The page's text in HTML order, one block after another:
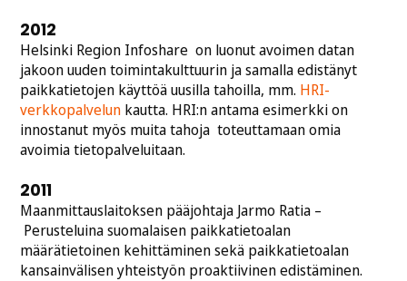
2012
Helsinki Region Infoshare on luonut avoimen datan
jakoon uuden toimintakulttuurin ja samalla edistänyt
paikkatietojen käyttöä uusilla tahoilla, mm. HRI-
verkkopalvelun kautta. HRI:n antama esimerkki on
innostanut myös muita tahoja toteuttamaan omia
avoimia tietopalveluitaan.
2011
Maanmittauslaitoksen pääjohtaja Jarmo Ratia –
Perusteluina suomalaisen paikkatietoalan
määrätietoinen kehittäminen sekä paikkatietoalan
kansainvälisen yhteistyön proaktiivinen edistäminen.